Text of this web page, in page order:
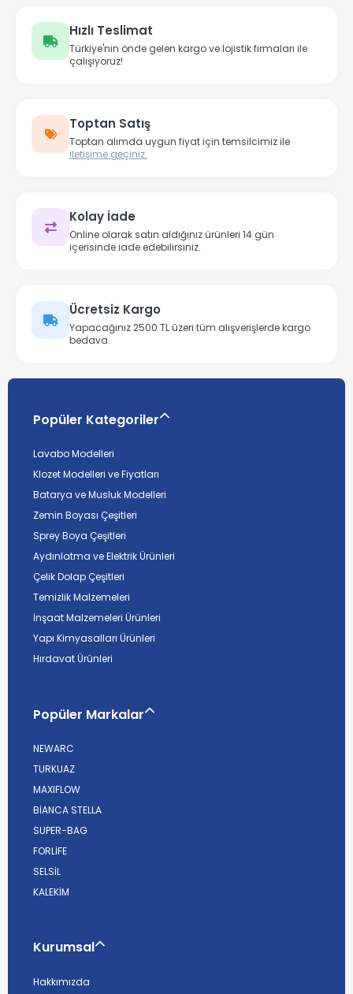
Hızlı Teslimat
Türkiye'nin önde gelen kargo ve lojistik firmaları ile
çalışıyoruz!
Toptan Satış
Toptan alımda uygun fiyat için temsilcimiz ile
iletişime geçiniz.
Kolay İade
Online olarak satın aldığınız ürünleri 14 gün
içerisinde iade edebilirsiniz.
Ücretsiz Kargo
Yapacağınız 2500 TL üzeri tüm alışverişlerde kargo
bedava.
Popüler Kategoriler
Lavabo Modelleri
Klozet Modelleri ve Fiyatları
Batarya ve Musluk Modelleri
Zemin Boyası Çeşitleri
Sprey Boya Çeşitleri
Aydınlatma ve Elektrik Ürünleri
Çelik Dolap Çeşitleri
Temizlik Malzemeleri
İnşaat Malzemeleri Ürünleri
Yapı Kimyasalları Ürünleri
Hırdavat Ürünleri
Popüler Markalar
NEWARC
TURKUAZ
MAXIFLOW
BİANCA STELLA
SUPER-BAG
FORLİFE
SELSİL
KALEKİM
Kurumsal
Hakkımızda